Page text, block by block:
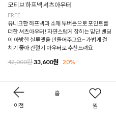
이전
홈
찜
모티브 하프넥 셔츠아우터
FREE
유니크한 하프넥과 소매 투버튼으로 포인트를
더한 셔츠아우터! 자연스럽게 잡히는 밑단 밴딩
이 아방한 실루엣을 만들어주고요~ 가볍게 걸
치기 좋아 간절기 아우터로 추천드려요
42,000원33,600원 20%